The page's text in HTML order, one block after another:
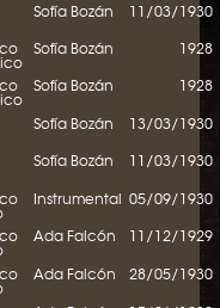
Sofía Bozán 11/03/1930
Sofía Bozán 1928
Sofía Bozán 1928
Sofía Bozán 13/03/1930
Sofía Bozán 11/03/1930
Instrumental 05/09/1930
Ada Falcón 11/12/1929
Ada Falcón 28/05/1930